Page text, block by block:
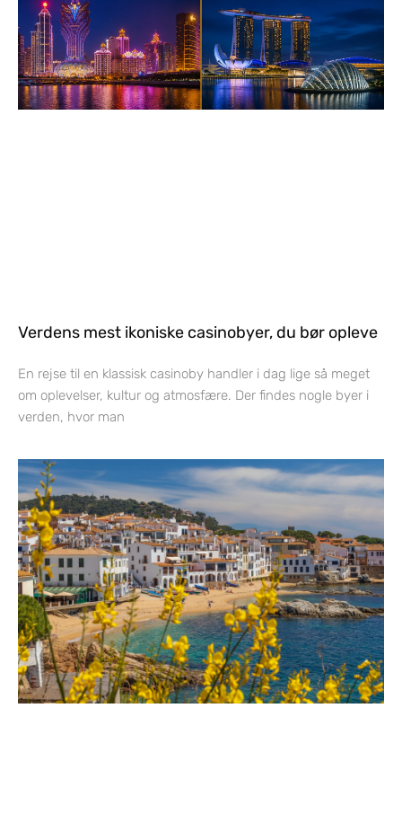
Verdens mest ikoniske casinobyer, du bør opleve
En rejse til en klassisk casinoby handler i dag lige så meget
om oplevelser, kultur og atmosfære. Der findes nogle byer i
verden, hvor man